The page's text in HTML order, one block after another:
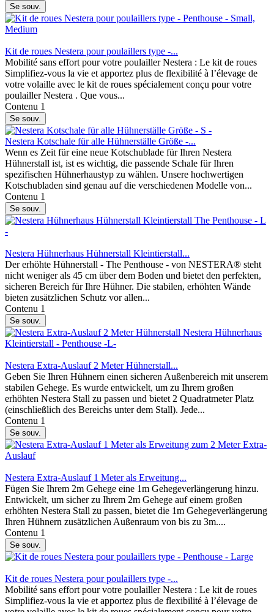
Se souv.
Kit de roues Nestera pour poulaillers type -...
Mobilité sans effort pour votre poulailler Nestera : Le kit de roues
Simplifiez-vous la vie et apportez plus de flexibilité à l’élevage de
votre volaille avec le kit de roues spécialement conçu pour votre
poulailler Nestera . Que vous...
Contenu 1
Se souv.
Nestera Kotschale für alle Hühnerställe Größe -...
Wenn es Zeit für eine neue Kotschublade für Ihren Nestera
Hühnerstall ist, ist es wichtig, die passende Schale für Ihren
spezifischen Hühnerhaustyp zu wählen. Unsere hochwertigen
Kotschubladen sind genau auf die verschiedenen Modelle von...
Contenu 1
Se souv.
Nestera Hühnerhaus Hühnerstall Kleintierstall...
Der erhöhte Hühnerstall - The Penthouse - von NESTERA® steht
nicht weniger als 45 cm über dem Boden und bietet den perfekten,
sicheren Bereich für Ihre Hühner. Die stabilen, erhöhten Wände
bieten zusätzlichen Schutz vor allen...
Contenu 1
Se souv.
Nestera Extra-Auslauf 2 Meter Hühnerstall...
Geben Sie Ihren Hühnern einen sicheren Außenbereich mit unserem
stabilen Gehege. Es wurde entwickelt, um zu Ihrem großen
erhöhten Nestera Stall zu passen und bietet 2 Quadratmeter Platz
(einschließlich des Bereichs unter dem Stall). Jede...
Contenu 1
Se souv.
Nestera Extra-Auslauf 1 Meter als Erweitung...
Fügen Sie Ihrem 2m Gehege eine 1m Gehegeverlängerung hinzu.
Entwickelt, um sicher zu Ihrem 2m Gehege auf einem großen
erhöhten Nestera Stall zu passen, bietet die 1m Gehegeverlängerung
Ihren Hühnern zusätzlichen Außenraum von bis zu 3m....
Contenu 1
Se souv.
Kit de roues Nestera pour poulaillers type -...
Mobilité sans effort pour votre poulailler Nestera : Le kit de roues
Simplifiez-vous la vie et apportez plus de flexibilité à l’élevage de